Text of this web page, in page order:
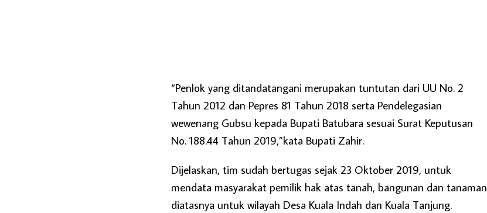
“Penlok yang ditandatangani merupakan tuntutan dari UU No. 2
Tahun 2012 dan Pepres 81 Tahun 2018 serta Pendelegasian
wewenang Gubsu kepada Bupati Batubara sesuai Surat Keputusan
No. 188.44 Tahun 2019,”kata Bupati Zahir.
Dijelaskan, tim sudah bertugas sejak 23 Oktober 2019, untuk
mendata masyarakat pemilik hak atas tanah, bangunan dan tanaman
diatasnya untuk wilayah Desa Kuala Indah dan Kuala Tanjung.